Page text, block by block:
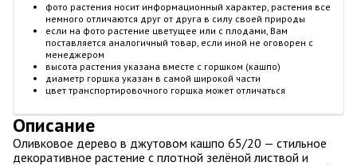
фото растения носит информационный характер, растения все
немного отличаются друг от друга в силу своей природы
если на фото растение цветущее или с плодами, Вам
поставляется аналогичный товар, если иной не оговорен с
менеджером
высота растения указана вместе с горшком (кашпо)
диаметр горшка указан в самой широкой части
цвет транспортировочного горшка может отличаться
Описание
Оливковое дерево в джутовом кашпо 65/20 — стильное
декоративное растение с плотной зелёной листвой и